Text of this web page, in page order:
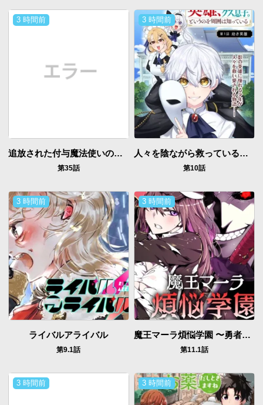
3 時間前
追放された付与魔法使いの成り上がり
第35話
3 時間前
人々を陰ながら救っている英雄、実は公爵家のクズ息子。というのを周囲は知っている
第10話
3 時間前
ライバルアライバル
第9.1話
3 時間前
魔王マーラ煩悩学園 〜勇者、教師に堕とされる〜
第11.1話
3 時間前 3 時間前